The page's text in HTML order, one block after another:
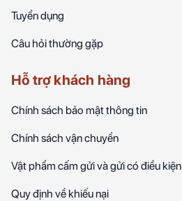
Tuyển dụng
Câu hỏi thường gặp
Hỗ trợ khách hàng
Chính sách bảo mật thông tin
Chính sách vận chuyển
Vật phẩm cấm gửi và gửi có điều kiện
Quy định về khiếu nại